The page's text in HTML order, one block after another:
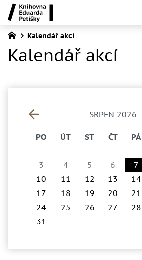
Kalendář akcí
Kalendář akcí
SRPEN 2026
PO ÚT ST ČT PÁ
3
4 5 6 7
10
11 12 13 14
17
18 19 20 21
24
25 26 27 28
31